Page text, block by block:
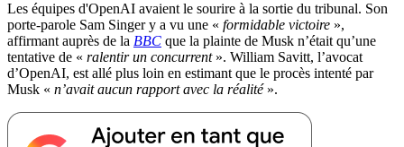
Les équipes d'OpenAI avaient le sourire à la sortie du tribunal. Son
porte-parole Sam Singer y a vu une « formidable victoire »,
affirmant auprès de la BBC que la plainte de Musk n’était qu’une
tentative de « ralentir un concurrent». William Savitt, l’avocat
d’OpenAI, est allé plus loin en estimant que le procès intenté par
Musk « n’avait aucun rapport avec la réalité».